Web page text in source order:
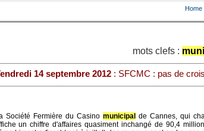
Home
mots clefs :
14 septembre 2012: SFCMC : pas de
Société Fermière du Casino municipal de Cannes, qui
un chiffre d'affaires quasiment inchangé de 90,4